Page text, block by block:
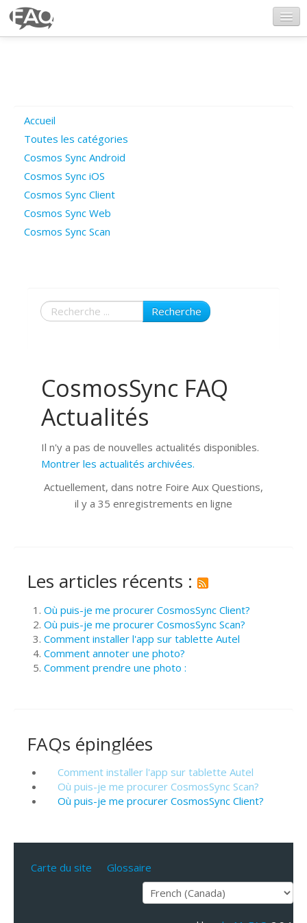
Poser une question
Questions ouvertes
Connexion
Accueil
Toutes les catégories
Cosmos Sync Android
Cosmos Sync iOS
Cosmos Sync Client
Cosmos Sync Web
Cosmos Sync Scan
Recherche
CosmosSync FAQ
Actualités
Il n'y a pas de nouvelles actualités disponibles.
Montrer les actualités archivées.
Actuellement, dans notre Foire Aux Questions,
il y a 35 enregistrements en ligne
Les articles récents :
Où puis-je me procurer CosmosSync Client?
Où puis-je me procurer CosmosSync Scan?
Comment installer l'app sur tablette Autel
Comment annoter une photo?
Comment prendre une photo :
FAQs épinglées
Comment installer l'app sur tablette Autel
Où puis-je me procurer CosmosSync Scan?
Où puis-je me procurer CosmosSync Client?
Carte du site Glossaire